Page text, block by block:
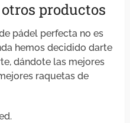
productos
pádel perfecta no es
hemos decidido darte
dándote las mejores
raquetas de